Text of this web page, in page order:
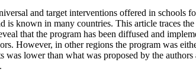
and target interventions offered in schools
known in many countries. This article traces
that the program has been diffused and
However, in other regions the program was
lower than what was proposed by the